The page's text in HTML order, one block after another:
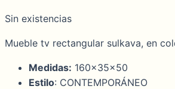
Sin existencias
Mueble tv rectangular sulkava, en
Medidas: 160x35x50
Estilo: CONTEMPORÁNEO